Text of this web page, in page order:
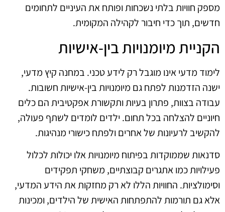
מספק חוויות בלתי נשכחות ופותח את העיניים לתחומים
חדשים, תוך כדי חיבור לקהילה המקומית.
הקניית מיומנויות בין-אישיות
לימוד מדעי אינו מוגבל רק לידע טכני. במחנה קיץ מדעי,
ישנה הזדמנות לפתח גם מיומנויות בין-אישיות חשובות.
עבודה בצוות, פתרון בעיות ותקשורת אפקטיבית הם כלים
חיוניים להצלחה בכל תחום. ילדים לומדים לשתף פעולה,
להקשיב לרעיונות של אחרים ולפתח כישורי מנהיגות.
סדנאות שממוקדות בפיתוח מיומנויות אלו יכולות לכלול
פעילויות כמו אתגרים קבוצתיים, משחקי תפקידים
וסימולציות. החוויות הללו לא רק מחזקות את הידע המדעי,
אלא גם תורמות להתפתחות האישית של הילדים, ומכינות